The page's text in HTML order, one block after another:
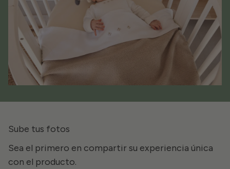
Sube tus fotos
Sea el primero en compartir su experiencia única
con el producto.